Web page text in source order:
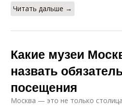
Читать дальше →
Какие музеи
назвать
посещения
Москва — это не только